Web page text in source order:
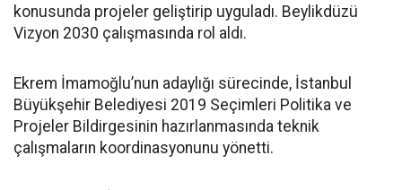
konusunda projeler geliştirip uyguladı. Beylikdüzü
Vizyon 2030 çalışmasında rol aldı.
Ekrem İmamoğlu’nun adaylığı sürecinde, İstanbul
Büyükşehir Belediyesi 2019 Seçimleri Politika ve
Projeler Bildirgesinin hazırlanmasında teknik
çalışmaların koordinasyonunu yönetti.